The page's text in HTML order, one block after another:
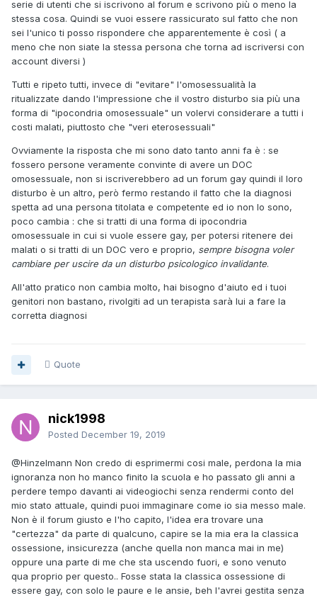
serie di utenti che si iscrivono al forum e scrivono più o meno la
stessa cosa. Quindi se vuoi essere rassicurato sul fatto che non
sei l'unico ti posso rispondere che apparentemente è così ( a
meno che non siate la stessa persona che torna ad iscriversi con
account diversi )
Tutti e ripeto tutti, invece di "evitare" l'omosessualità la
ritualizzate dando l'impressione che il vostro disturbo sia più una
forma di "ipocondria omosessuale" un volervi considerare a tutti i
costi malati, piuttosto che "veri eterosessuali"
Ovviamente la risposta che mi sono dato tanto anni fa è : se
fossero persone veramente convinte di avere un DOC
omosessuale, non si iscriverebbero ad un forum gay quindi il loro
disturbo è un altro, però fermo restando il fatto che la diagnosi
spetta ad una persona titolata e competente ed io non lo sono,
poco cambia : che si tratti di una forma di ipocondria
omosessuale in cui si vuole essere gay, per potersi ritenere dei
malati o si tratti di un DOC vero e proprio, sempre bisogna voler
cambiare per uscire da un disturbo psicologico invalidante.
All'atto pratico non cambia molto, hai bisogno d'aiuto ed i tuoi
genitori non bastano, rivolgiti ad un terapista sarà lui a fare la
corretta diagnosi
Quote
nick1998
Posted December 19, 2019
@Hinzelmann Non credo di esprimermi cosi male, perdona la mia
ignoranza non ho manco finito la scuola e ho passato gli anni a
perdere tempo davanti ai videogiochi senza rendermi conto del
mio stato attuale, quindi puoi immaginare come io sia messo male.
Non è il forum giusto e l'ho capito, l'idea era trovare una
"certezza" da parte di qualcuno, capire se la mia era la classica
ossessione, insicurezza (anche quella non manca mai in me)
oppure una parte di me che sta uscendo fuori, e sono venuto
qua proprio per questo.. Fosse stata la classica ossessione di
essere gay, con solo le paure e le ansie, beh l'avrei gestita senza